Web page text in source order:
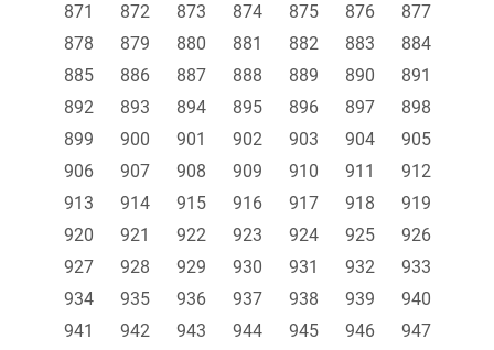
871
872 873 874 875 876
877
878
879 880 881 882 883
884
885
886 887 888 889 890
891
892
893 894 895 896 897
898
899
900 901 902 903 904
905
906
907 908 909 910 911
912
913
914 915 916 917 918
919
920
921 922 923 924 925
926
927
928 929 930 931 932
933
934
935 936 937 938 939
940
941
942 943 944 945 946
947